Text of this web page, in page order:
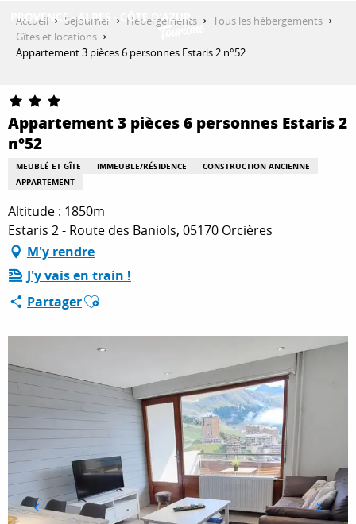
contenu
QUE FAIRE ?
SÉJOURNER
ESPACE PRO
Accueil Séjourner Hébergements
Tous les hébergements
Gîtes et locations
Appartement 3 pièces 6 personnes Estaris 2 n°52
Appartement 3 pièces 6 personnes Estaris 2
n°52
MEUBLÉ ET GÎTE IMMEUBLE/RÉSIDENCE
CONSTRUCTION ANCIENNE
APPARTEMENT
Altitude : 1850m
Estaris 2 - Route des Baniols, 05170 Orcières
M'y rendre
J'y vais en train !
PartagerAjouter aux favoris